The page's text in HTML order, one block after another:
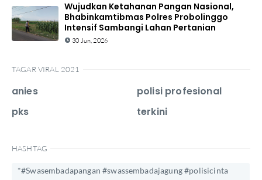
Wujudkan Ketahanan Pangan Nasional,
Bhabinkamtibmas Polres Probolinggo
Intensif Sambangi Lahan Pertanian
30 Jun, 2026
TAGAR VIRAL 2021
anies
pks
polisi profesional
terkini
HASHTAG
*#Swasembadapangan #swassembadajagung #polisicinta